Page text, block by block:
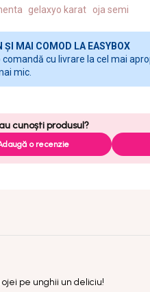
gelaxyo karat oja semi
ȘI MAI COMOD LA EASYBOX
comandă cu livrare la cel mai
mic.
o recenzie
pe unghii un deliciu!